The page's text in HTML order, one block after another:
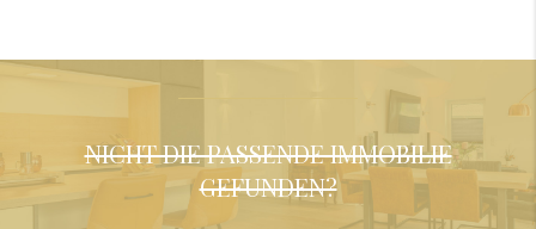
NICHT DIE PASSENDE IMMOBILIE
GEFUNDEN?